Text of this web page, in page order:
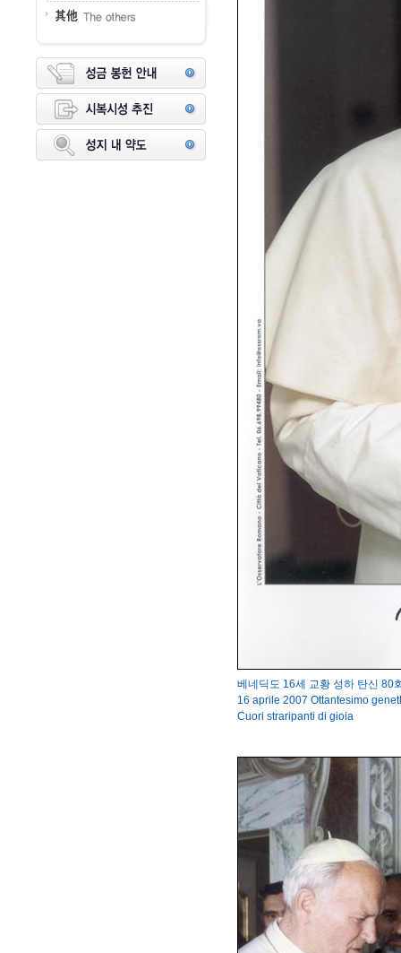
베네딕도 16세 교황 성하 탄신 80
16 aprile 2007 Ottantesimo
Cuori straripanti di gioia